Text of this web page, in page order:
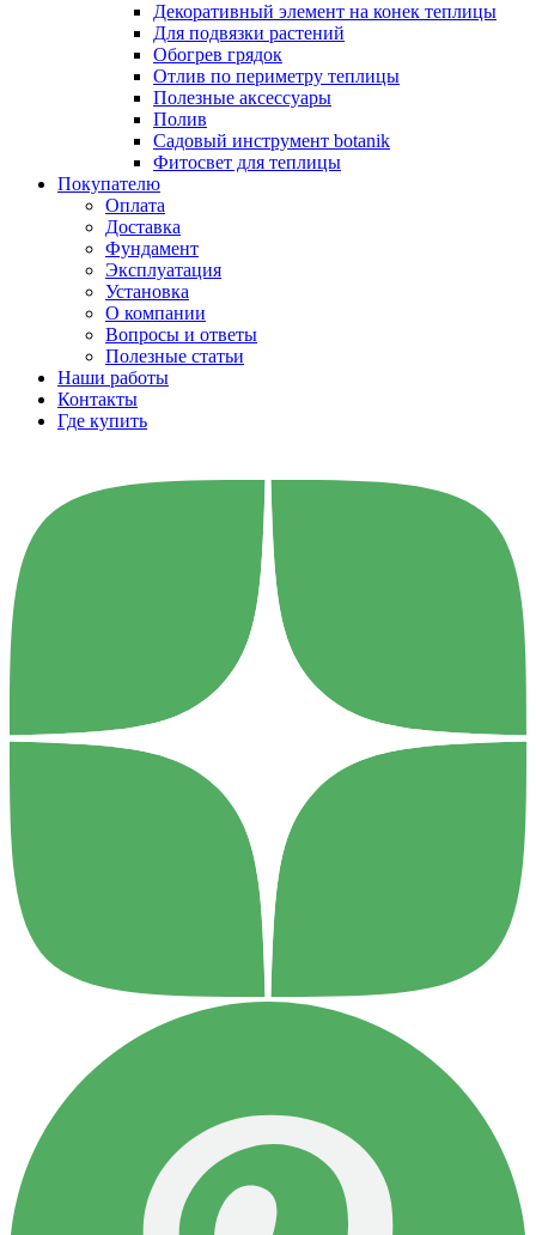
Декоративный элемент на конек теплицы
Для подвязки растений
Обогрев грядок
Отлив по периметру теплицы
Полезные аксессуары
Полив
Садовый инструмент botanik
Фитосвет для теплицы
Покупателю
Оплата
Доставка
Фундамент
Эксплуатация
Установка
О компании
Вопросы и ответы
Полезные статьи
Наши работы
Контакты
Где купить